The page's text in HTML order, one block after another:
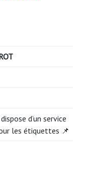
d’un service
les étiquettes 📌